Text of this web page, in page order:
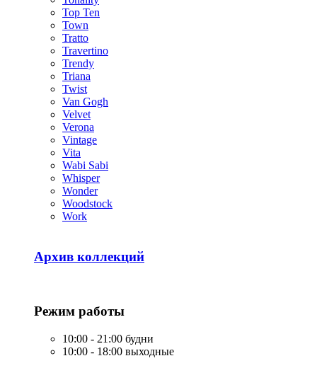
Top Ten
Town
Tratto
Travertino
Trendy
Triana
Twist
Van Gogh
Velvet
Verona
Vintage
Vita
Wabi Sabi
Whisper
Wonder
Woodstock
Work
Архив коллекций
Режим работы
10:00 - 21:00 будни
10:00 - 18:00 выходные